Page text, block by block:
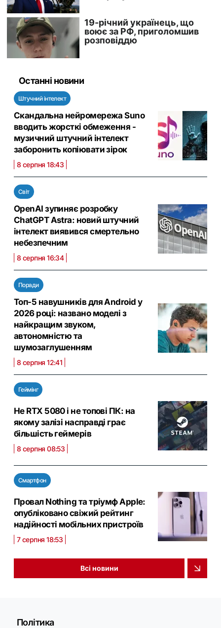
Останні новини
Штучний інтелект
Скандальна нейромережа Suno
вводить жорсткі обмеження -
музичний штучний інтелект
заборонить копіювати зірок
8 серпня 18:43
Світ
OpenAI зупиняє розробку
ChatGPT Astra: новий штучний
інтелект виявився смертельно
небезпечним
8 серпня 16:34
Поради
Топ-5 навушників для Android у
2026 році: названо моделі з
найкращим звуком,
автономністю та
шумозаглушенням
8 серпня 12:41
Геймінг
Не RTX 5080 і не топові ПК: на
якому залізі насправді грає
більшість геймерів
8 серпня 08:53
Смартфон
Провал Nothing та тріумф Apple:
опубліковано свіжий рейтинг
надійності мобільних пристроїв
7 серпня 18:53
Всі новини
Політика